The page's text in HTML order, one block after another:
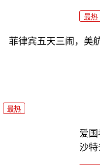
最热
菲律宾五天三闹，美
最热
爱
沙